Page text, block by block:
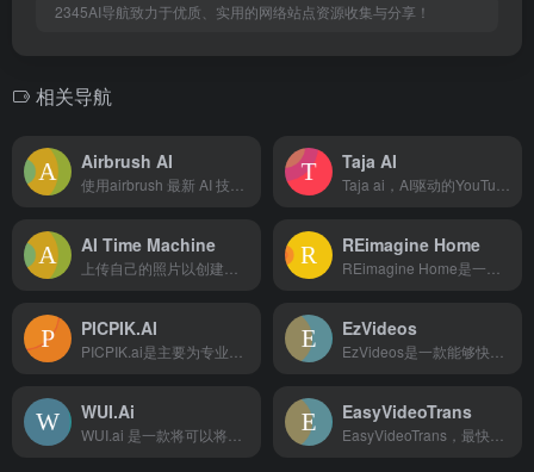
2345AI导航致力于优质、实用的网络站点资源收集与分享！
相关导航
Airbrush AI Taja AI
AI Time Machine REimagine Home
PICPIK.AI EzVideos
WUI.Ai EasyVideoTrans